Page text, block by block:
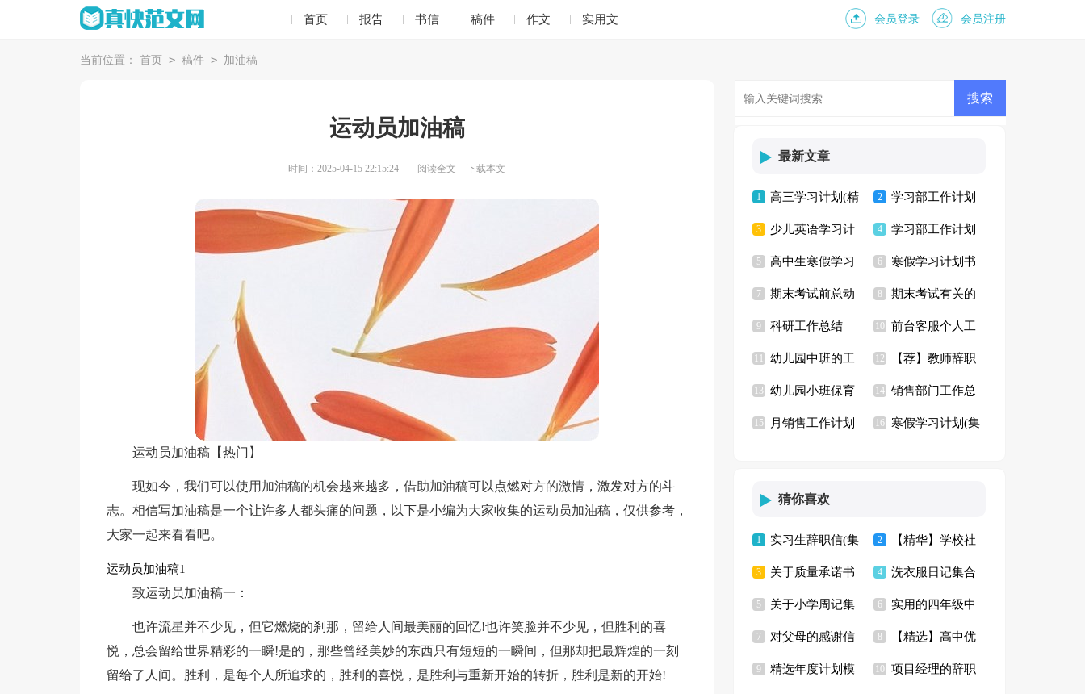
首页 报告 书信 稿件 作文 实用文 会员登录 会员注册
当前位置： 首页 > 稿件 > 加油稿
运动员加油稿
时间：2025-04-15 22:15:24 阅读全文 下载本文
运动员加油稿【热门】
现如今，我们可以使用加油稿的机会越来越多，借助加油稿可以点燃对方的激情，激发对方的斗
志。相信写加油稿是一个让许多人都头痛的问题，以下是小编为大家收集的运动员加油稿，仅供参考，
大家一起来看看吧。
运动员加油稿1
致运动员加油稿一：
也许流星并不少见，但它燃烧的刹那，留给人间最美丽的回忆!也许笑脸并不少见，但胜利的喜
悦，总会留给世界精彩的一瞬!是的，那些曾经美妙的东西只有短短的一瞬间，但那却把最辉煌的一刻
留给了人间。胜利，是每个人所追求的，胜利的喜悦，是胜利与重新开始的转折，胜利是新的开始!
最新文章
1 高三学习计划(精
选15篇)
2 学习部工作计划
15篇
3 少儿英语学习计
划
4 学习部工作计划
合集15篇
5 高中生寒假学习
计划
6 寒假学习计划书
7 期末考试前总动
员演讲稿
8 期末考试有关的
演讲稿
9 科研工作总结 10 前台客服个人工
作计划
幼儿园中班的工
作总结
12 【荐】教师辞职
信
13 幼儿园小班保育
员工作总结
14 销售部门工作总
结15篇
15 月销售工作计划 16 寒假学习计划(集
猜你喜欢
1 实习生辞职信(集
锦15篇)
2 【精华】学校社
区共建协议书三篇
3 关于质量承诺书
范文集锦六篇
4 洗衣服日记集合
15篇
5 关于小学周记集
合七篇
6 实用的四年级中
秋作文3篇
7 对父母的感谢信
范文集合3篇
8 【精选】高中优
秀作文3篇
9 精选年度计划模 10 项目经理的辞职